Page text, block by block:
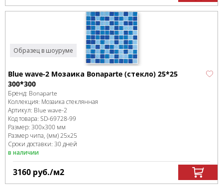
Образец в шоуруме
Blue wave-2 Мозаика Bonaparte (стекло) 25*25
300*300
Бренд: Bonaparte
Коллекция: Мозаика стеклянная
Артикул: Blue wave-2
Код товара: SD-69728-99
Размер: 300x300 мм
Размер чипа, (мм)25x25
Сроки доставки: 30 дней
в наличии
3160 руб./м2